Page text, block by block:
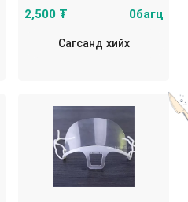
2,500 ₮ 0багц
Сагсанд хийх